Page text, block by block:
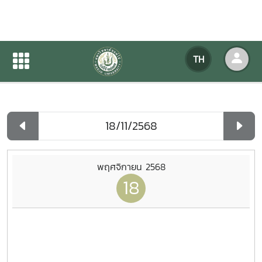
TH
ปฏิทินกิจกรรมของหน่วยงาน
ปฏิทินกิจกรรมของหน่วยงาน
พฤศจิกายน 2568
18